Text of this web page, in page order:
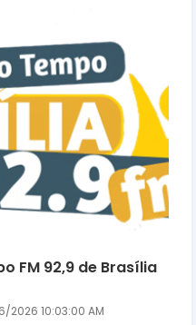
FM 92,9 de Brasília
2026 10:03:00 AM